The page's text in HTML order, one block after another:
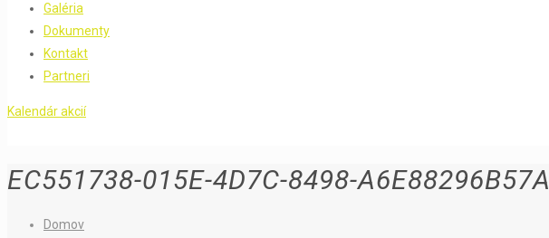
Galéria
Dokumenty
Kontakt
Partneri
Kalendár akcií
EC551738-015E-4D7C-8498-A6E88296B57A
Domov